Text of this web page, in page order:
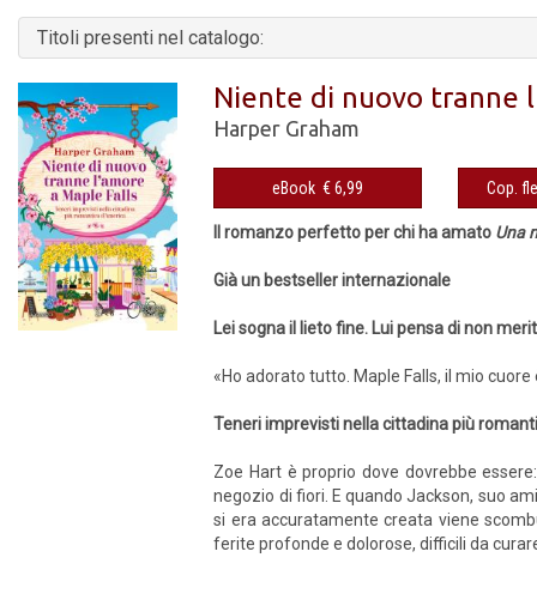
Titoli presenti nel catalogo:
Niente di nuovo tranne
Harper Graham
eBook € 6,99
Il romanzo perfetto per chi ha amato Una
Già un bestseller internazionale
Lei sogna il lieto fine. Lui pensa di non
«Ho adorato tutto. Maple Falls, il mio cuore
Teneri imprevisti nella cittadina più
Zoe Hart è proprio dove dovrebbe
negozio di fiori. E quando Jackson, suo
si era accuratamente creata viene
ferite profonde e dolorose, difficili da